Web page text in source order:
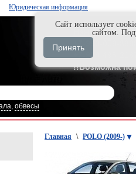
Юридическая информация
Нажми и
+7-929-495-
!!Возможна
, обвесы
Главная \ POLO (2009-)
Cайт использует
сайтом.
Принять